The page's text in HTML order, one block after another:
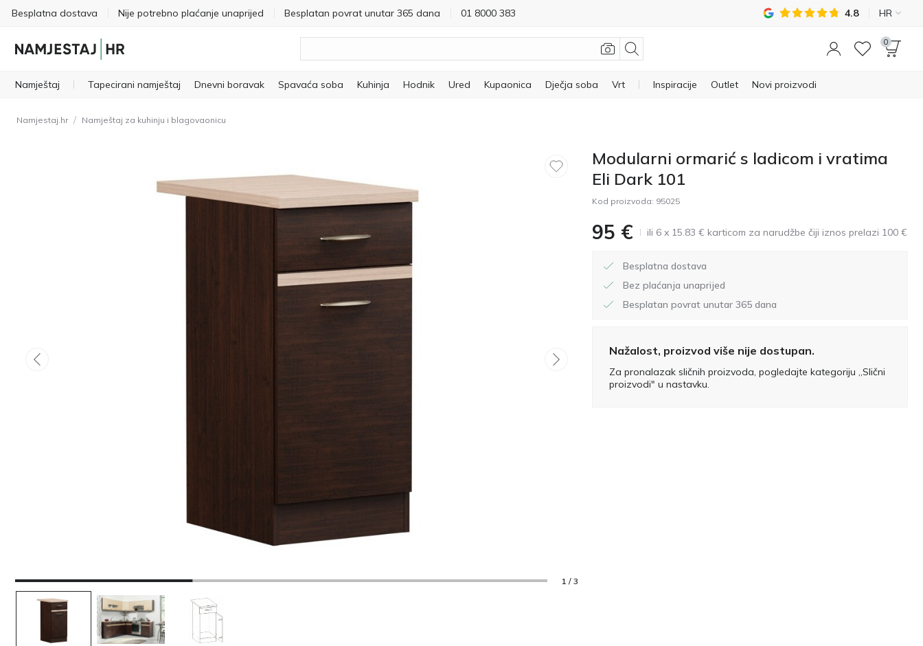
Besplatna dostava Nije potrebno plaćanje unaprijed Besplatan povrat unutar 365 dana 01 8000 383 4.8 HR
0
Namještaj Tapecirani namještaj Dnevni boravak Spavaća soba Kuhinja Hodnik Ured Kupaonica Dječja soba Vrt Inspiracije Outlet Novi proizvodi
Namjestaj.hr / Namještaj za kuhinju i blagovaonicu
1 / 3
Modularni ormarić s ladicom i vratima
Eli Dark 101
Kod proizvoda: 95025
95 € ili 6 x 15.83 € karticom za narudžbe čiji iznos prelazi 100 €
Besplatna dostava
Bez plaćanja unaprijed
Besplatan povrat unutar 365 dana
Nažalost, proizvod više nije dostupan.
Za pronalazak sličnih proizvoda, pogledajte kategoriju „Slični
proizvodi" u nastavku.